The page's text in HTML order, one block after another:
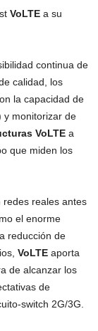
VoLTE a su
continua de
calidad, los
la capacidad de
y monitorizar de
VoLTE a
que miden los
redes reales antes
el enorme
reducción de
VoLTE aporta
de alcanzar los
de
switch 2G/3G.